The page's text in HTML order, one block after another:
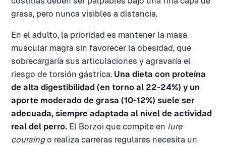
grasa, pero nunca visibles a distancia.
En el adulto, la prioridad es mantener la masa
muscular magra sin favorecer la obesidad, que
sobrecargaría sus articulaciones y agravaría el
riesgo de torsión gástrica. Una dieta con proteína
de alta digestibilidad (en torno al 22-24%) y un
aporte moderado de grasa (10-12%) suele ser
adecuada, siempre adaptada al nivel de actividad
real del perro. El Borzoi que compite en lure
coursingo realiza carreras regulares necesita un